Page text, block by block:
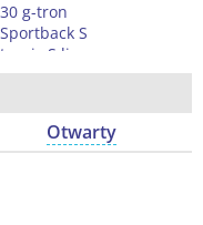
Otwarty